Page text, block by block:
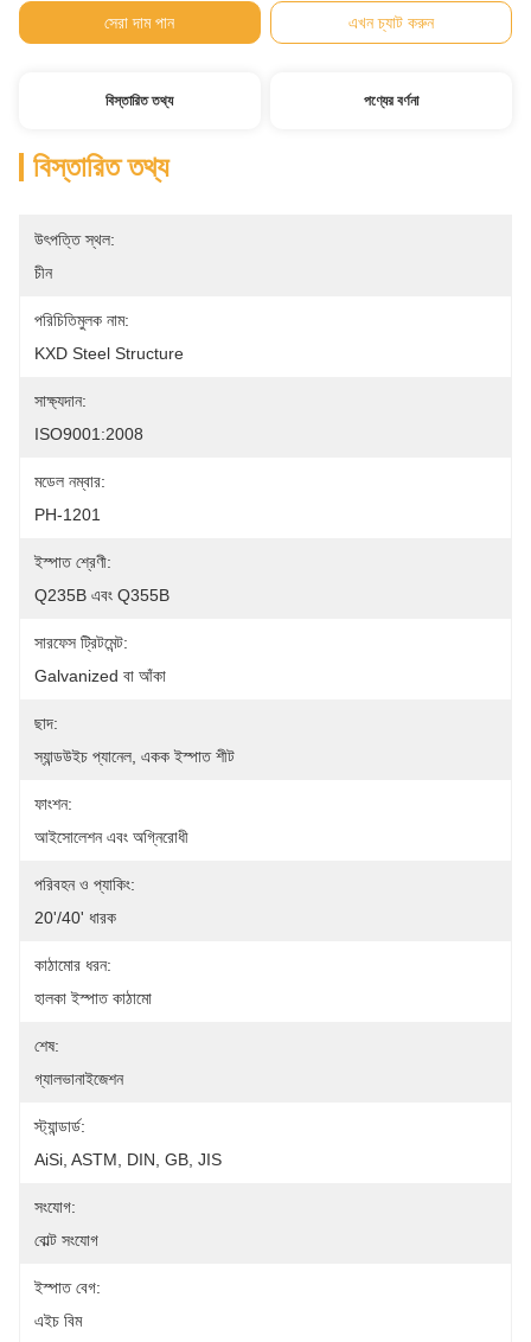
সেরা দাম পান এখন চ্যাট করুন
বিস্তারিত তথ্য পণ্যের বর্ণনা
বিস্তারিত তথ্য
উৎপত্তি স্থল:
চীন
পরিচিতিমুলক নাম:
KXD Steel Structure
সাক্ষ্যদান:
ISO9001:2008
মডেল নম্বার:
PH-1201
ইস্পাত শ্রেণী:
Q235B এবং Q355B
সারফেস ট্রিটমেন্ট:
Galvanized বা আঁকা
ছাদ:
স্যান্ডউইচ প্যানেল, একক ইস্পাত শীট
ফাংশন:
আইসোলেশন এবং অগ্নিরোধী
পরিবহন ও প্যাকিং:
20'/40' ধারক
কাঠামোর ধরন:
হালকা ইস্পাত কাঠামো
শেষ:
গ্যালভানাইজেশন
স্ট্যান্ডার্ড:
AiSi, ASTM, DIN, GB, JIS
সংযোগ:
বোল্ট সংযোগ
ইস্পাত বেগ:
এইচ বিম